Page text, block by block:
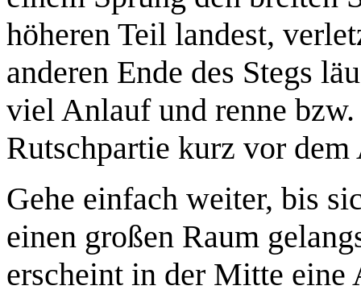
höheren Teil landest,
anderen Ende des Stegs
viel Anlauf und renne
Rutschpartie kurz vor
Gehe einfach weiter, bis
einen großen Raum
erscheint in der Mitte eine